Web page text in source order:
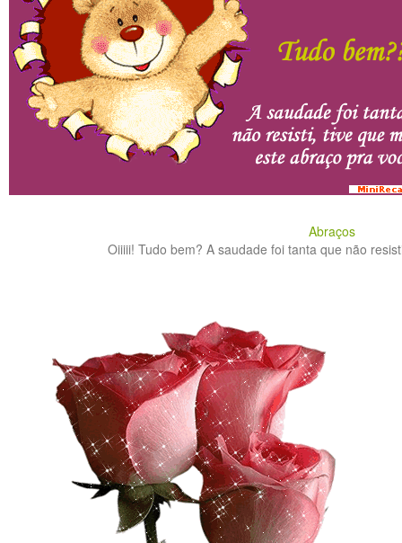
Abraços
Oiiiii! Tudo bem? A saudade foi tanta que não